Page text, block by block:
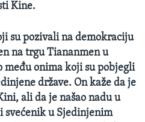
Kine.
su pozivali na demokraciju
na trgu Tiananmen u
među onima koji su pobjegli
države. On kaže da je
ali da je našao nadu u
svećenik u Sjedinjenim